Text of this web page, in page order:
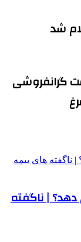
شد
گرانفروشی
دهد؟ | ناگفته‌